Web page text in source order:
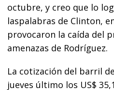
octubre, y creo que lo
laspalabras de Clinton,
provocaron la caída del
amenazas de Rodríguez.
La cotización del barril
jueves último los US$